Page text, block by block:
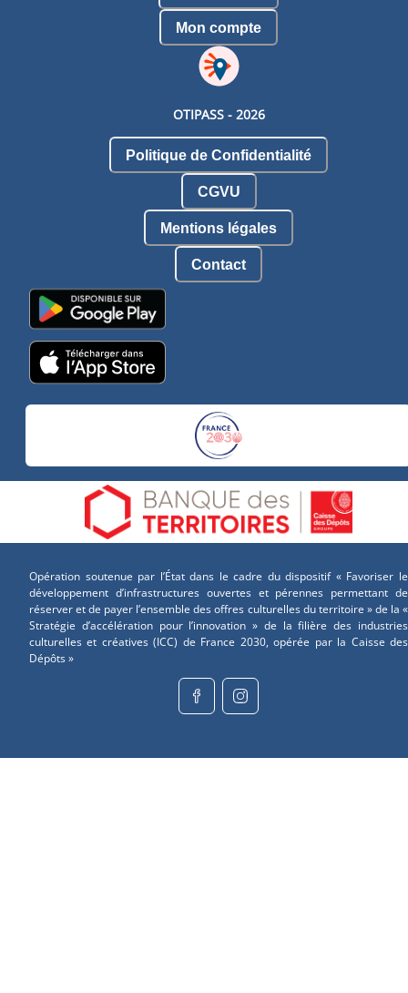
Mon compte
OTIPASS - 2026
Politique de Confidentialité
CGVU
Mentions légales
Contact
Opération soutenue par l’État dans le cadre du dispositif « Favoriser le
développement d’infrastructures ouvertes et pérennes permettant de
réserver et de payer l’ensemble des offres culturelles du territoire » de la «
Stratégie d’accélération pour l’innovation » de la filière des industries
culturelles et créatives (ICC) de France 2030, opérée par la Caisse des
Dépôts »